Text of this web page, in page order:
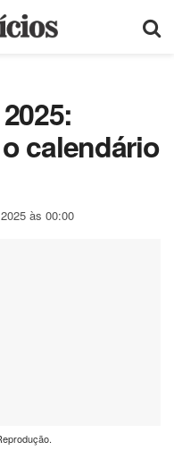
calendário
às 00:00